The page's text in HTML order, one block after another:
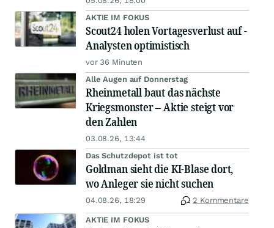
AKTIE IM FOKUS
Scout24 holen Vortagesverlust auf -
Analysten optimistisch
vor 36 Minuten
Alle Augen auf Donnerstag
Rheinmetall baut das nächste
Kriegsmonster – Aktie steigt vor
den Zahlen
03.08.26, 13:44
Das Schutzdepot ist tot
Goldman sieht die KI-Blase dort,
wo Anleger sie nicht suchen
04.08.26, 18:29 2 Kommentare
AKTIE IM FOKUS